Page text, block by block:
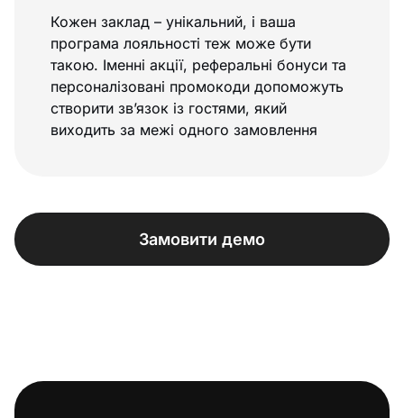
Кожен заклад – унікальний, і ваша
програма лояльності теж може бути
такою. Іменні акції, реферальні бонуси та
персоналізовані промокоди допоможуть
створити зв’язок із гостями, який
виходить за межі одного замовлення
Замовити демо